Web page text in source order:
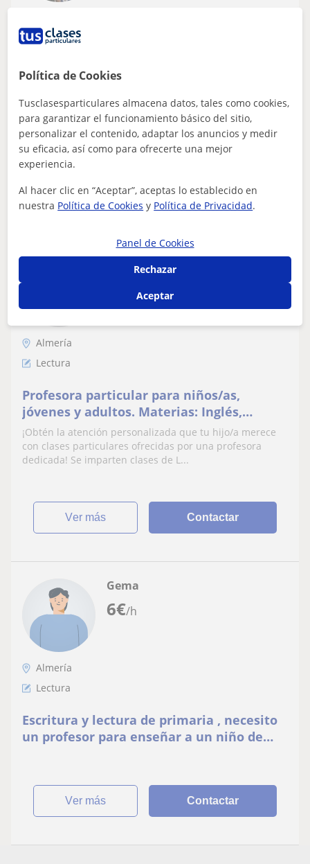
Lectura
Profesor especialista en la enseñanza de
jóvenes
Soy especialista en la enseñanza de la escritura, he
realizado varias investigaciones sobre esta temática y los
resultados obtenidos están...
ver más Contactar
Alejandra
Almería
Lectura
Profesora particular para niños/as,
jóvenes y adultos. Materias: Inglés,
Lengua (además lectura), Ciencias
sociales, Matemáticas, etc
¡Obtén la atención personalizada que tu hijo/a merece
con clases particulares ofrecidas por una profesora
dedicada! Se imparten clases de L...
ver más Contactar
6€/h
Gema
Almería
Lectura
Escritura y lectura de primaria , necesito
un profesor para enseñar a un niño de
niños y tener paciencia
ver más Contactar
Política de Cookies
Tusclasesparticulares almacena datos, tales como cookies,
para garantizar el funcionamiento básico del sitio,
personalizar el contenido, adaptar los anuncios y medir
su eficacia, así como para ofrecerte una mejor
experiencia.
Al hacer clic en “Aceptar”, aceptas lo establecido en
nuestra Política de Cookies y Política de Privacidad.
Panel de Cookies
Rechazar
Aceptar